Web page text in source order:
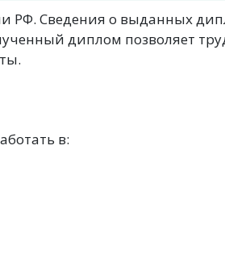
Сведения о выданных
диплом позволяет
в: